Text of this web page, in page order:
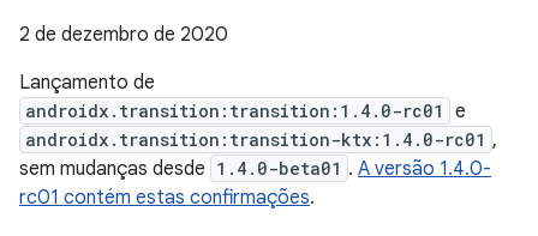
2 de dezembro de 2020
Lançamento de
androidx.transition:transition:1.4.0-rc01 e
androidx.transition:transition-ktx:1.4.0-rc01 ,
sem mudanças desde 1.4.0-beta01 . A versão 1.4.0-
rc01 contém estas confirmações.